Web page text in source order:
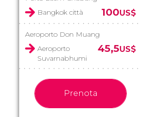
Bangkok città
100US$
Aeroporto Don Muang
Aeroporto
Suvarnabhumi
45,5US$
Prenota